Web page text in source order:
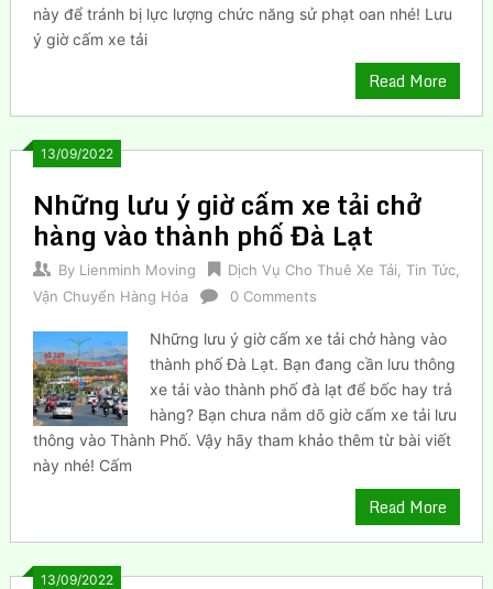
này để tránh bị lực lượng chức năng sử phạt oan nhé! Lưu
ý giờ cấm xe tải
Read More
13/09/2022
Những lưu ý giờ cấm xe tải chở
hàng vào thành phố Đà Lạt
By Lienminh Moving Dịch Vụ Cho Thuê Xe Tải Tin Tức,
Vận Chuyển Hàng Hóa
0 Comments
Những lưu ý giờ cấm xe tải chở hàng vào
thành phố Đà Lạt. Bạn đang cần lưu thông
xe tải vào thành phố đà lạt để bốc hay trả
hàng? Bạn chưa nắm dõ giờ cấm xe tải lưu
thông vào Thành Phố. Vậy hãy tham khảo thêm từ bài viết
này nhé! Cấm
Read More
13/09/2022